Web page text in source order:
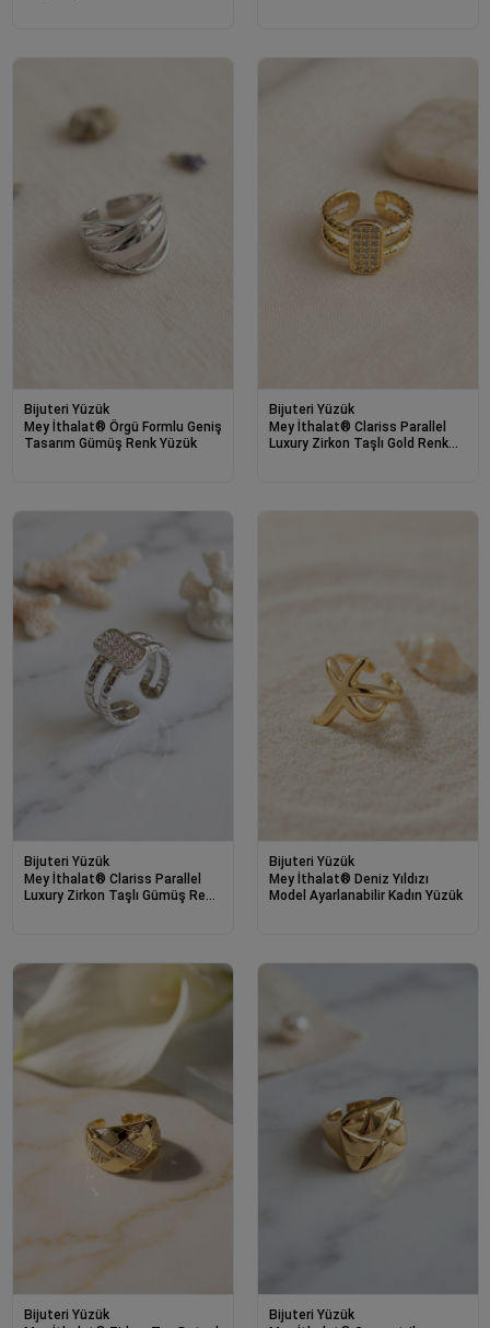
Bijuteri Yüzük
Mey İthalat® Örgü Formlu Geniş
Tasarım Gümüş Renk Yüzük
Bijuteri Yüzük
Mey İthalat® Clariss Parallel
Luxury Zirkon Taşlı Gold Renk
Bijuteri Yüzük
Mey İthalat® Clariss Parallel
Luxury Zirkon Taşlı Gümüş Renk
Bijuteri Yüzük
Mey İthalat® Deniz Yıldızı
Model Ayarlanabilir Kadın Yüzük
Bijuteri Yüzük
Bijuteri Yüzük